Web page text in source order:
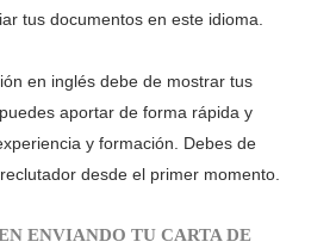
tus documentos en este idioma.
en inglés debe de mostrar tus
aportar de forma rápida y
y formación. Debes de
desde el primer momento.
ENVIANDO TU CARTA DE